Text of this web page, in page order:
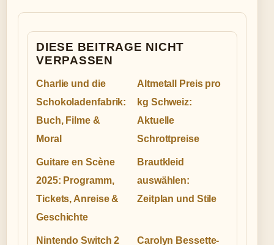
DIESE BEITRAGE NICHT
VERPASSEN
Charlie und die
Schokoladenfabrik:
Buch, Filme &
Moral
Altmetall Preis pro
kg Schweiz:
Aktuelle
Schrottpreise
Guitare en Scène
2025: Programm,
Tickets, Anreise &
Geschichte
Brautkleid
auswählen:
Zeitplan und Stile
Nintendo Switch 2
Carolyn Bessette-